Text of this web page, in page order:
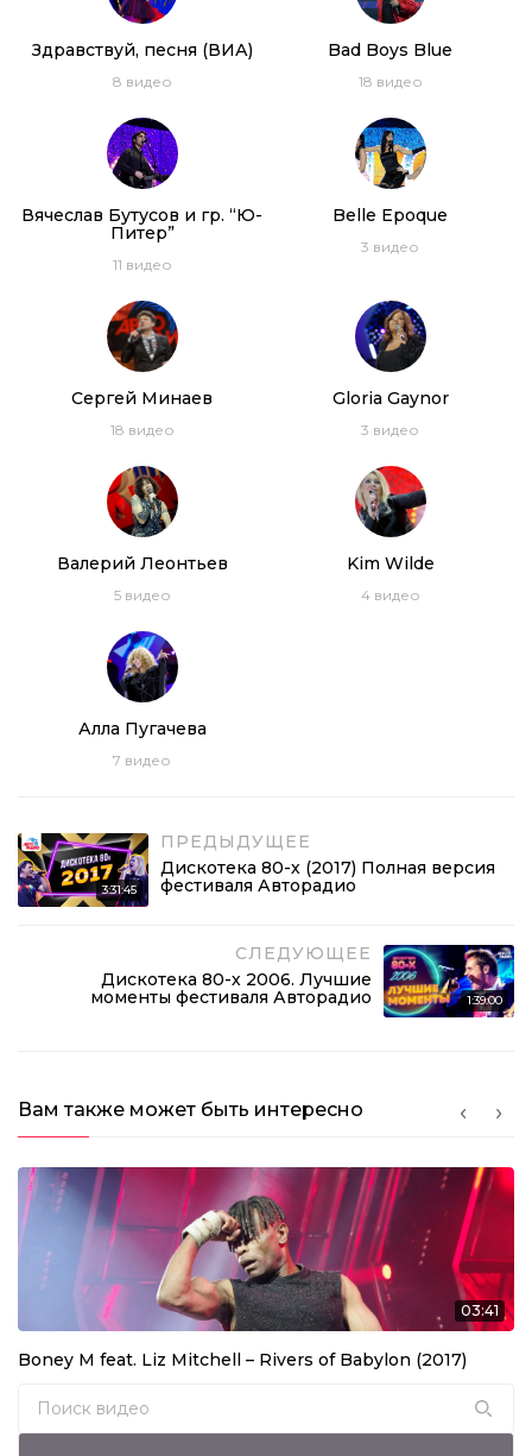
Здравствуй, песня (ВИА)
8 видео
Bad Boys Blue
18 видео
Вячеслав Бутусов и гр. “Ю-
Питер”
11 видео
Belle Epoque
3 видео
Сергей Минаев
18 видео
Gloria Gaynor
3 видео
Валерий Леонтьев
5видео
Kim Wilde
4видео
Алла Пугачева
7 видео
3:31:45
ПРЕДЫДУЩЕЕ
Дискотека 80-х (2017) Полная версия
фестиваля Авторадио
СЛЕДУЮЩЕЕ
Дискотека 80-х 2006. Лучшие
моменты фестиваля Авторадио
1:39:00
Вам также может быть интересно
03:41
Boney M feat. Liz Mitchell – Rivers of Babylon (2017)
Search for: